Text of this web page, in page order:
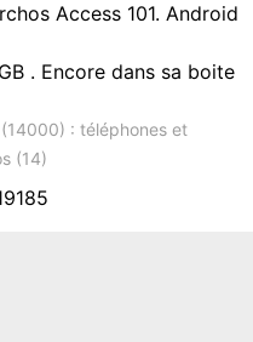
Access 101. Android
. Encore dans sa boite
: téléphones et
(14)